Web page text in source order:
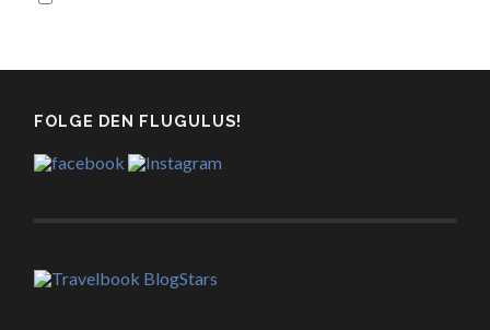
FOLGE DEN FLUGULUS!